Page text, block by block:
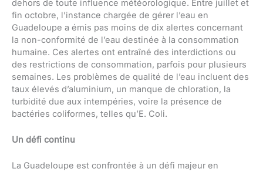
dehors de toute influence météorologique. Entre juillet et
fin octobre, l’instance chargée de gérer l’eau en
Guadeloupe a émis pas moins de dix alertes concernant
la non-conformité de l’eau destinée à la consommation
humaine. Ces alertes ont entraîné des interdictions ou
des restrictions de consommation, parfois pour plusieurs
semaines. Les problèmes de qualité de l’eau incluent des
taux élevés d’aluminium, un manque de chloration, la
turbidité due aux intempéries, voire la présence de
bactéries coliformes, telles qu’E. Coli.
Un défi continu
La Guadeloupe est confrontée à un défi majeur en